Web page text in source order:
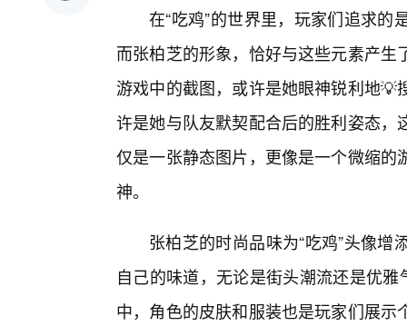
在“吃鸡”的世界里，玩家们追求
而张柏芝的形象，恰好与这些元素产
游戏中的截图，或许是她眼神锐利地
许是她与队友默契配合后的胜利姿态
仅是一张静态图片，更像是一个微缩
神。
张柏芝的时尚品味为“吃鸡”头像
自己的味道，无论是街头潮流还是优
中，角色的皮肤和服装也是玩家们展